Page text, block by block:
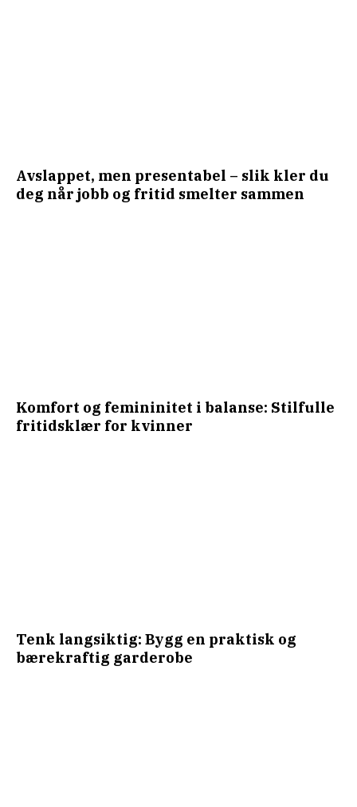
Avslappet, men presentabel – slik kler du
deg når jobb og fritid smelter sammen
Komfort og femininitet i balanse: Stilfulle
fritidsklær for kvinner
Tenk langsiktig: Bygg en praktisk og
bærekraftig garderobe